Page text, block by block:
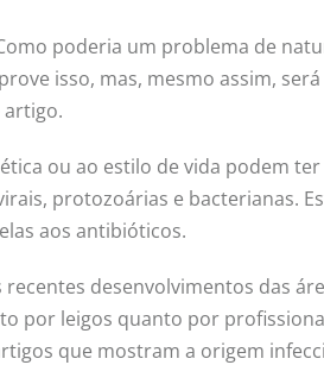
poderia um problema de
isso, mas, mesmo assim,
artigo.
ou ao estilo de vida podem ter
protozoárias e bacterianas.
aos antibióticos.
desenvolvimentos das
por leigos quanto por
que mostram a origem